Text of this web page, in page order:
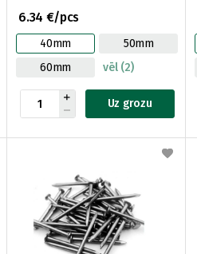
6.34 €/pcs
40mm
50mm
60mm
vēl (2)
Uz grozu